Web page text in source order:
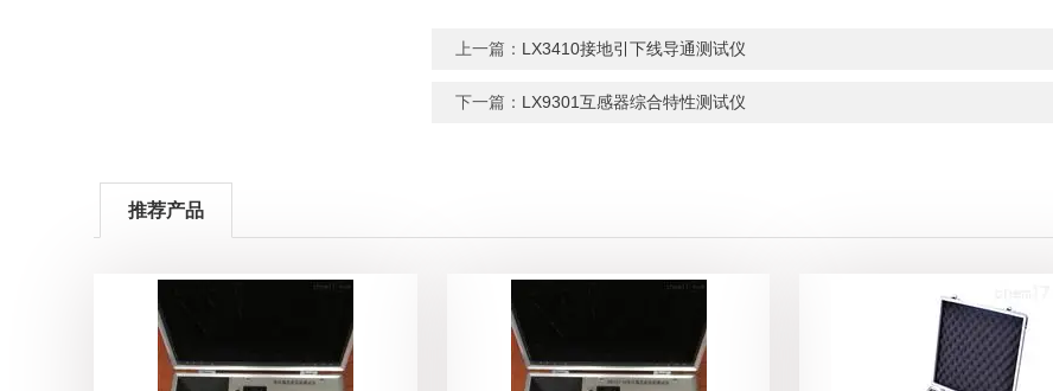
上一篇： LX3410接地引下线导通测试仪
下一篇： LX9301互感器综合特性测试仪
推荐产品